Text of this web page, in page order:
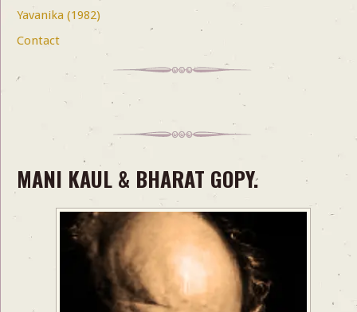
Yavanika (1982)
Contact
MANI KAUL & BHARAT GOPY.